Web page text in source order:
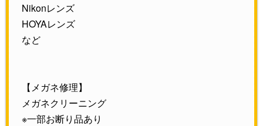
Nikonレンズ
HOYAレンズ
など
【メガネ修理】
メガネクリーニング
※一部お断り品あり